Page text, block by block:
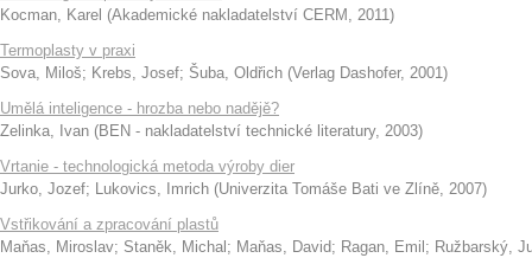
Kocman, Karel (Akademické nakladatelství CERM , 2011)
Termoplasty v praxi
Sova, Miloš; Krebs, Josef; Šuba, Oldřich (Verlag Dashofer, 2001)
Umělá inteligence - hrozba nebo nadějě?
Zelinka, Ivan (BEN - nakladatelství technické literatury, 2003)
Vrtanie - technologická metoda výroby dier
Jurko, Jozef; Lukovics, Imrich (Univerzita Tomáše Bati ve Zlíně, 2007)
Vstřikování a zpracování plastů
Maňas, Miroslav; Staněk, Michal ; Maňas, David; Ragan, Emil ; Ružbarský,